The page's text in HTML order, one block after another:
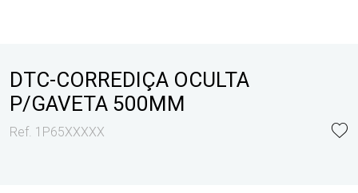
DTC-CORREDIÇA OCULTA
P/GAVETA 500MM
Ref. 1P65XXXXX